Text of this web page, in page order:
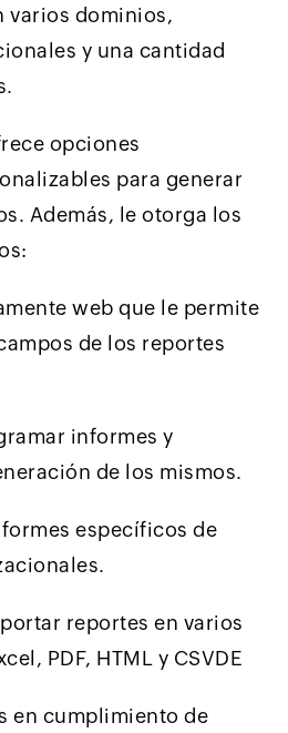
varios dominios,
y una cantidad
opciones
para generar
Además, le otorga los
web que le permite
de los reportes
informes y
de los mismos.
específicos de
reportes en varios
PDF, HTML y CSVDE
en cumplimiento de